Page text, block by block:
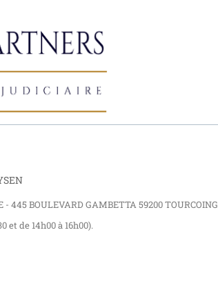
- 445 BOULEVARD GAMBETTA 59200 TOURCOING
et de 14h00 à 16h00).